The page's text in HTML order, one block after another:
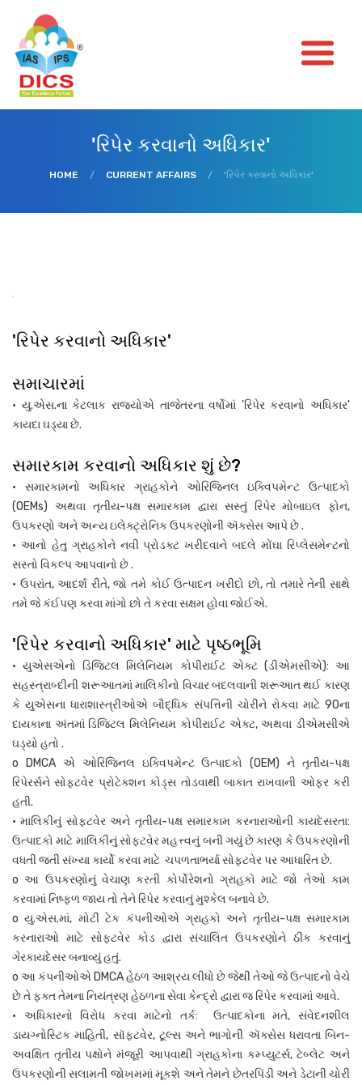
'રિપેર કરવાનો અધિકાર'
HOME / CURRENT AFFAIRS / 'રિપેર કરવાનો અધિકાર'
'રિપેર કરવાનો અધિકાર'
સમાચારમાં
• યુ.એસ.ના કેટલાક રાજ્યોએ તાજેતરના વર્ષોમાં 'રિપેર કરવાનો અધિકાર'
કાયદા ઘડ્યા છે.
સમારકામ કરવાનો અધિકાર શું છે?
• સમારકામનો અધિકાર ગ્રાહકોને ઓરિજિનલ ઇક્વિપમેન્ટ ઉત્પાદકો
(OEMs) અથવા તૃતીય-પક્ષ સમારકામ દ્વારા સસ્તું રિપેર મોબાઇલ ફોન,
ઉપકરણો અને અન્ય ઇલેક્ટ્રોનિક ઉપકરણોની ઍક્સેસ આપે છે .
• આનો હેતુ ગ્રાહકોને નવી પ્રોડક્ટ ખરીદવાને બદલે મોંઘા રિપ્લેસમેન્ટનો
સસ્તો વિકલ્પ આપવાનો છે .
• ઉપરાંત, આદર્શ રીતે, જો તમે કોઈ ઉત્પાદન ખરીદો છો, તો તમારે તેની સાથે
તમે જે કંઈપણ કરવા માંગો છો તે કરવા સક્ષમ હોવા જોઈએ.
'રિપેર કરવાનો અધિકાર' માટે પૃષ્ઠભૂમિ
• યુએસએનો ડિજિટલ મિલેનિયમ કોપીરાઈટ એક્ટ (ડીએમસીએ): આ
સહસ્ત્રાબ્દીની શરૂઆતમાં માલિકીનો વિચાર બદલવાની શરૂઆત થઈ કારણ
કે યુએસના ધારાશાસ્ત્રીઓએ બૌદ્ધિક સંપત્તિની ચોરીને રોકવા માટે 90ના
દાયકાના અંતમાં ડિજિટલ મિલેનિયમ કોપીરાઈટ એક્ટ, અથવા ડીએમસીએ
ઘડ્યો હતો .
o DMCA એ ઓરિજિનલ ઇક્વિપમેન્ટ ઉત્પાદકો (OEM) ને તૃતીય-પક્ષ
રિપેરર્સને સોફ્ટવેર પ્રોટેક્શન કોડ્સ તોડવાથી બાકાત રાખવાની ઓફર કરી
હતી.
• માલિકીનું સોફ્ટવેર અને તૃતીય-પક્ષ સમારકામ કરનારાઓની કાયદેસરતા:
ઉત્પાદકો માટે માલિકીનું સોફ્ટવેર મહત્ત્વનું બની ગયું છે કારણ કે ઉપકરણોની
વધતી જતી સંખ્યા કાર્યો કરવા માટે ચપળતાભર્યા સોફ્ટવેર પર આધારિત છે.
o આ ઉપકરણોનું વેચાણ કરતી કોર્પોરેશનો ગ્રાહકો માટે જો તેઓ કામ
કરવામાં નિષ્ફળ જાય તો તેને રિપેર કરવાનું મુશ્કેલ બનાવે છે.
o યુ.એસ.માં, મોટી ટેક કંપનીઓએ ગ્રાહકો અને તૃતીય-પક્ષ સમારકામ
કરનારાઓ માટે સોફ્ટવેર કોડ દ્વારા સંચાલિત ઉપકરણોને ઠીક કરવાનું
ગેરકાયદેસર બનાવ્યું હતું.
o આ કંપનીઓએ DMCA હેઠળ આશ્રય લીધો છે જેથી તેઓ જે ઉત્પાદનો વેચે
છે તે ફક્ત તેમના નિયંત્રણ હેઠળના સેવા કેન્દ્રો દ્વારા જ રિપેર કરવામાં આવે.
• અધિકારનો વિરોધ કરવા માટેનો તર્ક: ઉત્પાદકોના મતે, સંવેદનશીલ
ડાયગ્નોસ્ટિક માહિતી, સૉફ્ટવેર, ટૂલ્સ અને ભાગોની ઍક્સેસ ધરાવતા બિન-
અવક્ષિત તૃતીય પક્ષોને મંજૂરી આપવાથી ગ્રાહકોના કમ્પ્યુટર્સ, ટેબ્લેટ અને
ઉપકરણોની સલામતી જોખમમાં મૂકશે અને તેમને છેતરપિંડી અને ડેટાની ચોરી